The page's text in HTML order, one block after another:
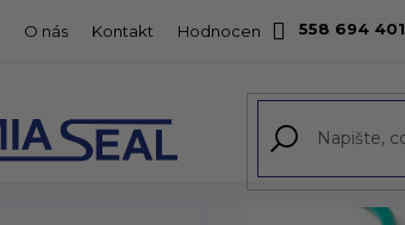
558 694 401
O nás Kontakt Hodnocení obchodu